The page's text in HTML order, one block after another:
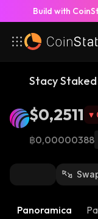
Build with
Stacy
$0,2511
฿0,00000388
Panoramica